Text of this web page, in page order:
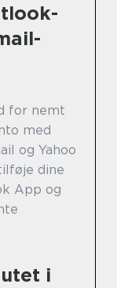
for nemt
med
og Yahoo
dine
App og
i